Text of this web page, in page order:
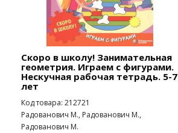
Скоро в школу! Занимательная
геометрия. Играем с фигурами.
Нескучная рабочая тетрадь. 5-7
лет
Код товара: 212721
Радованович М., Радованович М.,
Радованович М.